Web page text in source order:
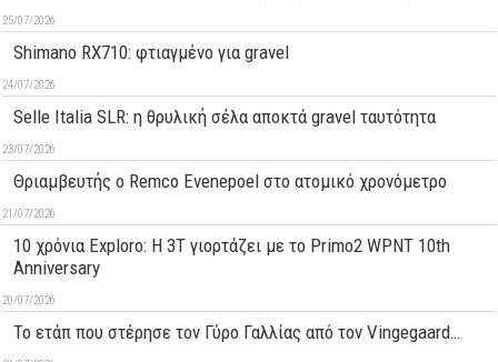
25/07/2026
Shimano RX710: φτιαγμένο για gravel
24/07/2026
Selle Italia SLR: η θρυλική σέλα αποκτά gravel ταυτότητα
23/07/2026
Θριαμβευτής ο Remco Evenepoel στο ατομικό χρονόμετρο
21/07/2026
10 χρόνια Exploro: Η 3T γιορτάζει με το Primo2 WPNT 10th
Anniversary
20/07/2026
Το ετάπ που στέρησε τον Γύρο Γαλλίας από τον Vingegaard…